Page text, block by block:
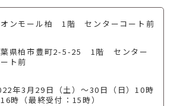
ンモール柏 1階 センターコート前
県柏市豊町2-5-25 1階 センター
ト前
年3月29日（土）～30日（日）10時
時（最終受付：15時）